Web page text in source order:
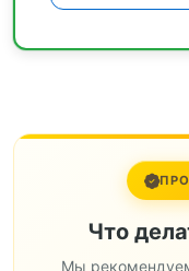
Что
Мы